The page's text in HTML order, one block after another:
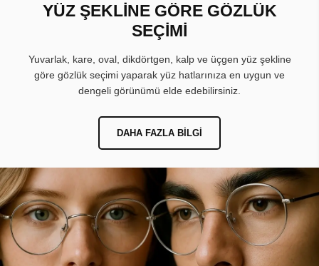
YÜZ ŞEKLİNE GÖRE GÖZLÜK
SEÇİMİ
Yuvarlak, kare, oval, dikdörtgen, kalp ve üçgen yüz şekline
göre gözlük seçimi yaparak yüz hatlarınıza en uygun ve
dengeli görünümü elde edebilirsiniz.
DAHA FAZLA BILGI